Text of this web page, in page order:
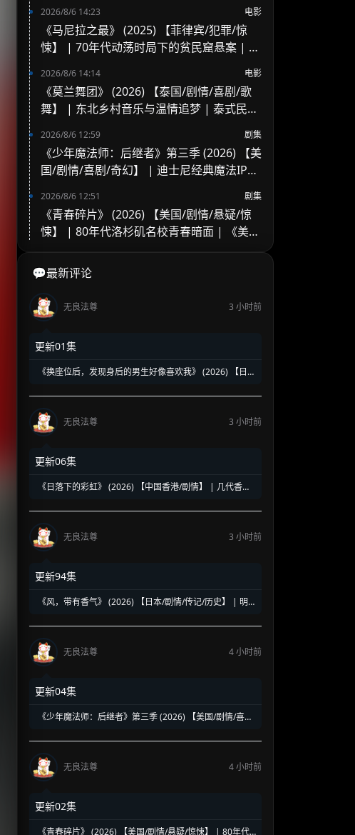
高甜校园BL
2026/8/6 14:23 电影
《马尼拉之最》 (2025) 【菲律宾/犯罪/惊
悚】 | 70年代动荡时局下的贫民窟悬案 | 菲
2026/8/6 14:14 电影
《莫兰舞团》 (2026) 【泰国/剧情/喜剧/歌
舞】 | 东北乡村音乐与温情追梦 | 泰式民谣
2026/8/6 12:59 剧集
《少年魔法师：后继者》第三季 (2026) 【美
国/剧情/喜剧/奇幻】 | 迪士尼经典魔法IP终
2026/8/6 12:51 剧集
《青春碎片》 (2026) 【美国/剧情/悬疑/惊
悚】 | 80年代洛杉矶名校青春暗面 | 《美国
💬最新评论
无良法尊 3 小时前
更新01集
《换座位后，发现身后的男生好像喜欢我》 (2026) 【日
座位引发的直球高甜校园BL
无良法尊
3 小时前
更新06集
《日落下的彩虹》 (2026) 【中国香港/剧情】 | 几代香港
无良法尊 3 小时前
更新94集
《风，带有香气》 (2026) 【日本/剧情/传记/历史】 | 明
醒之路
无良法尊
4 小时前
更新04集
《少年魔法师：后继者》第三季 (2026) 【美国/剧情/喜剧/
拯救家族
无良法尊
4 小时前
更新02集
《青春碎片》 (2026) 【美国/剧情/悬疑/惊悚】 | 80年代